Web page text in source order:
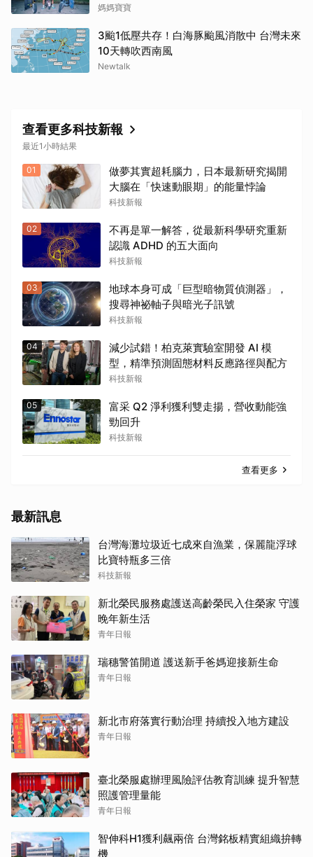
法規先看懂
媽媽寶寶
3颱1低壓共存！白海豚颱風消散中 台灣未來
10天轉吹西南風
Newtalk
查看更多科技新報
最近1小時結果
01
做夢其實超耗腦力，日本最新研究揭開
大腦在「快速動眼期」的能量悖論
科技新報
02
不再是單一解答，從最新科學研究重新
認識 ADHD 的五大面向
科技新報
03
地球本身可成「巨型暗物質偵測器」，
搜尋神祕軸子與暗光子訊號
科技新報
04
減少試錯！柏克萊實驗室開發 AI 模
型，精準預測固態材料反應路徑與配方
科技新報
05
富采 Q2 淨利獲利雙走揚，營收動能強
勁回升
科技新報
查看更多
最新訊息
台灣海灘垃圾近七成來自漁業，保麗龍浮球
比寶特瓶多三倍
科技新報
新北榮民服務處護送高齡榮民入住榮家 守護
晚年新生活
青年日報
瑞穗警笛開道 護送新手爸媽迎接新生命
青年日報
新北市府落實行動治理 持續投入地方建設
青年日報
臺北榮服處辦理風險評估教育訓練 提升智慧
照護管理量能
青年日報
智伸科H1獲利飆兩倍 台灣銘板精實組織拚轉
機